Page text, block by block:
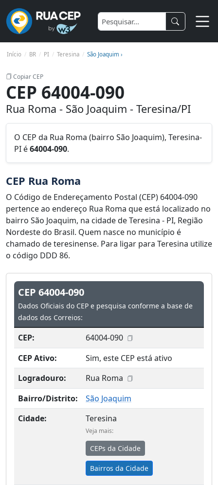
Início BR PI Teresina São Joaquim ›
Copiar CEP
CEP 64004-090
Rua Roma - São Joaquim - Teresina/PI
O CEP da Rua Roma (bairro São Joaquim), Teresina-
PI é64004-090.
CEP Rua Roma
O Código de Endereçamento Postal (CEP) 64004-090
pertence ao endereço Rua Roma que está localizado no
bairro São Joaquim, na cidade de Teresina - PI, Região
Nordeste do Brasil. Quem nasce no município é
chamado de teresinense. Para ligar para Teresina utilize
o código DDD 86.
CEP 64004-090
Dados Oficiais do CEP e pesquisa conforme a base de
dados dos Correios:
CEP:
64004-090
CEP Ativo:
Sim, este CEP está ativo
Logradouro:
Rua Roma
Bairro/Distrito:
São Joaquim
Cidade:
Teresina
Veja mais:
CEPs da Cidade
Bairros da Cidade